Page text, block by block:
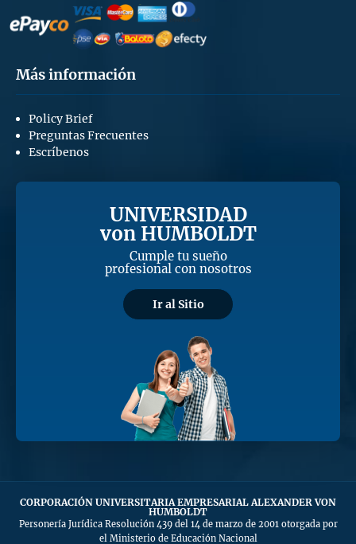
Más información
Policy Brief
Preguntas Frecuentes
Escríbenos
UNIVERSIDAD
von HUMBOLDT
Cumple tu sueño
profesional con nosotros
Ir al Sitio
CORPORACIÓN UNIVERSITARIA EMPRESARIAL ALEXANDER VON
HUMBOLDT
Personería Jurídica Resolución 439 del 14 de marzo de 2001 otorgada por
el Ministerio de Educación Nacional